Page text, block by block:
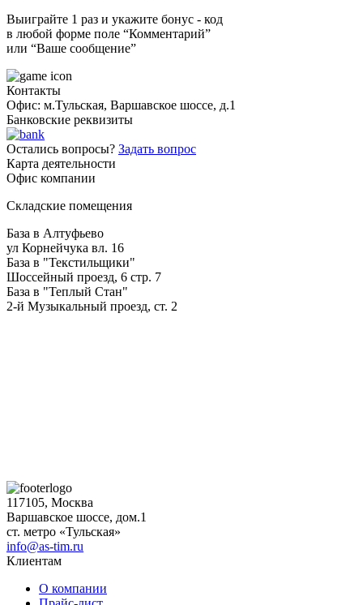
Выиграйте 1 раз и укажите бонус - код
в любой форме поле “Комментарий”
или “Ваше сообщение”
Контакты
Офис: м.Тульская, Варшавское шоссе, д.1
Банковские реквизиты
Остались вопросы? Задать вопрос
Карта деятельности
Офис компании
Складские помещения
База в Алтуфьево
ул Корнейчука вл. 16
База в "Текстильщики"
Шоссейный проезд, 6 стр. 7
База в "Теплый Стан"
2-й Музыкальный проезд, ст. 2
117105, Москва
Варшавское шоссе, дом.1
ст. метро «Тульская»
info@as-tim.ru
Клиентам
О компании